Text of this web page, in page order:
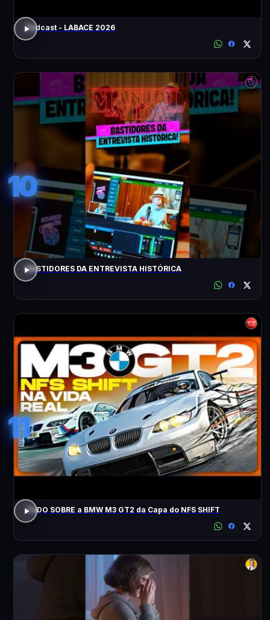
Podcast - LABACE 2026
10
BASTIDORES DA ENTREVISTA HISTÓRICA
11
TUDO SOBRE a BMW M3 GT2 da Capa do NFS SHIFT